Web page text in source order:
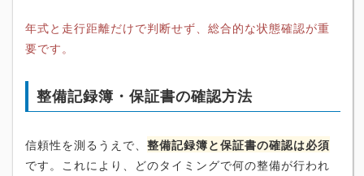
年式と走行距離だけで判断せず、総合的な状態確認が重
要です。
整備記録簿・保証書の確認方法
信頼性を測るうえで、 整備記録簿と保証書の確認は必須
です。これにより、どのタイミングで何の整備が行われ